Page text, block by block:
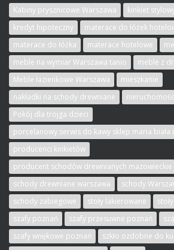
Kabiny prysznicowe Warszawa
kinkiet
kredyt hipoteczny
materace do łóżek
materace do łóżka
materace hotelowe
meble na wymiar Warszawa tanio
meble z
Meble łazienkowe Warszawa
mieszkanie
nakładki na schody drewniane
Pokój dla trojga dzieci
porcelanowy serwis do kawy sklep maria biała
producenci kinkietów
producent schodów drewnianych mazowieckie
schody drewniane warszawa
schody
schody zabiegowe
stoły lakierowane
szafy poznań
szafy przesuwne poznań
szafy wnękowe poznań
szkło ozdobne do